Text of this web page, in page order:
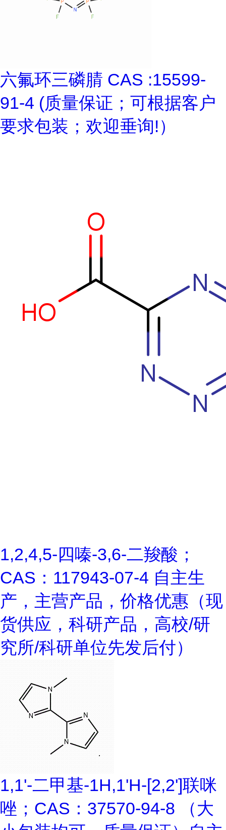
六氟环三磷腈 CAS :15599-
91-4 (质量保证；可根据客户
要求包装；欢迎垂询!）
1,2,4,5-四嗪-3,6-二羧酸；
CAS：117943-07-4 自主生
产，主营产品，价格优惠（现
货供应，科研产品，高校/研
究所/科研单位先发后付）
1,1'-二甲基-1H,1'H-[2,2']联咪
唑；CAS：37570-94-8 （大